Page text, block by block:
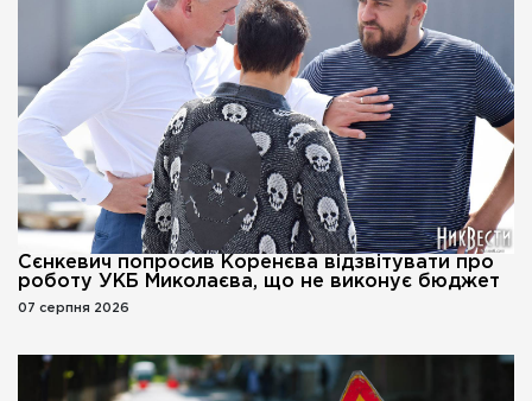
Сєнкевич попросив Коренєва відзвітувати про
роботу УКБ Миколаєва, що не виконує бюджет
07 серпня 2026